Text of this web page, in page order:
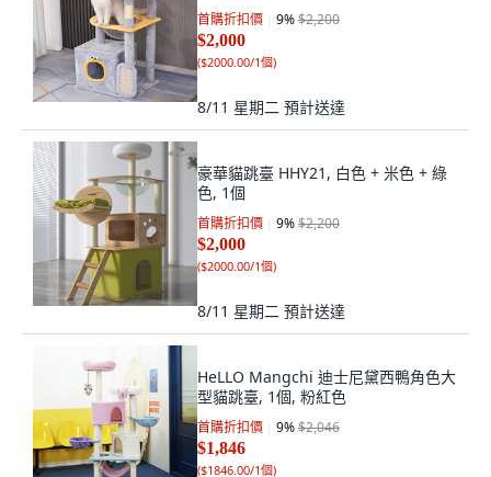
首購折扣價 9%$2,200
$2,000
($2000.00/1個)
8/11 星期二 預計送達
豪華貓跳臺 HHY21, 白色 + 米色 + 綠
色, 1個
首購折扣價 9%$2,200
$2,000
($2000.00/1個)
8/11 星期二 預計送達
HeLLO Mangchi 迪士尼黛西鴨角色大
型貓跳臺, 1個, 粉紅色
首購折扣價 9%$2,046
$1,846
($1846.00/1個)